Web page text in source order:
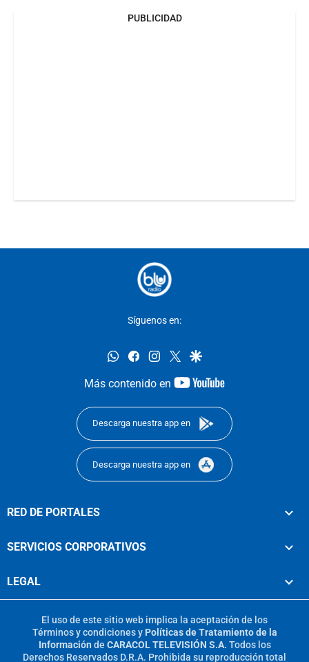
PUBLICIDAD
Síguenos en:
whatsappfacebookinstagram
twittergoogle
Más contenido en
youtube-
Descarga nuestra app en
Descarga nuestra app en
RED DE PORTALES
SERVICIOS CORPORATIVOS
LEGAL
El uso de este sitio web implica la aceptación de los
Términos y condicionesy Políticas de Tratamiento de la
Información de CARACOL TELEVISIÓN S.A. Todos los
Derechos Reservados D.R.A. Prohibida su reproducción total